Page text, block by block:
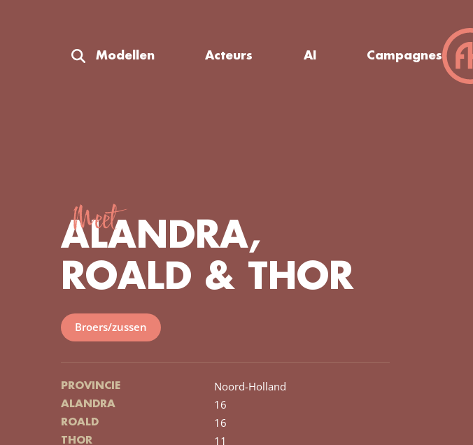
Modellen Acteurs AI Campagnes
Meet
ALANDRA,
ROALD & THOR
Broers/zussen
PROVINCIE Noord-Holland
ALANDRA 16
ROALD 16
THOR 11